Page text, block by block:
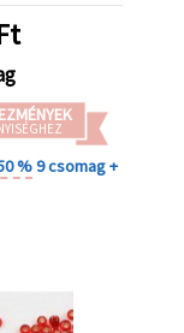
%9 csomag +